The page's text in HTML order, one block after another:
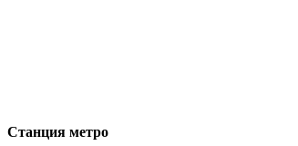
Станция метро